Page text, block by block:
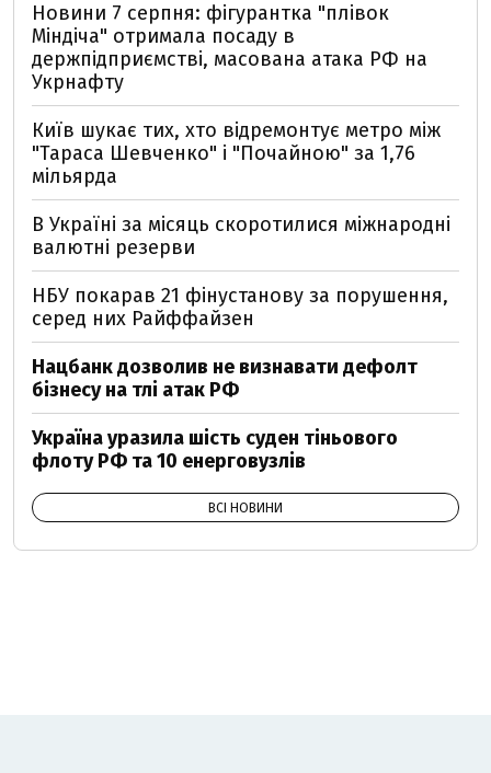
Новини 7 серпня: фігурантка "плівок
Міндіча" отримала посаду в
держпідприємстві, масована атака РФ на
Укрнафту
Київ шукає тих, хто відремонтує метро між
"Тараса Шевченко" і "Почайною" за 1,76
мільярда
В Україні за місяць скоротилися міжнародні
валютні резерви
НБУ покарав 21 фінустанову за порушення,
серед них Райффайзен
Нацбанк дозволив не визнавати дефолт
бізнесу на тлі атак РФ
Україна уразила шість суден тіньового
флоту РФ та 10 енерговузлів
ВСІ НОВИНИ